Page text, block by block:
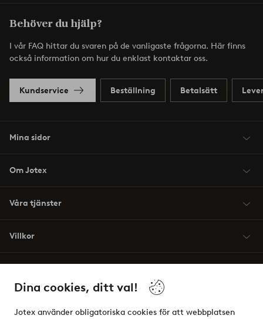
Dina cookies, ditt val!
Jotex använder obligatoriska cookies för att webbplatsen
Behöver du hjälp?
I vår FAQ hittar du svaren på de vanligaste frågorna. Här finns
också information om hur du enklast kontaktar oss.
Kundservice Beställning Betalsätt
Mina sidor
Om Jotex
Våra tjänster
Villkor